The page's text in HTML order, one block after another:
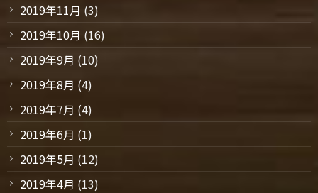
2019年11月 (3)
2019年10月 (16)
2019年9月 (10)
2019年8月 (4)
2019年7月 (4)
2019年6月 (1)
2019年5月 (12)
2019年4月 (13)